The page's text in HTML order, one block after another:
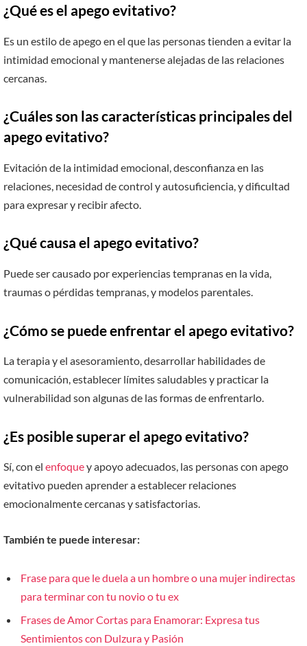
¿Qué es el apego evitativo?
Es un estilo de apego en el que las personas tienden a evitar la
intimidad emocional y mantenerse alejadas de las relaciones
cercanas.
¿Cuáles son las características principales del
apego evitativo?
Evitación de la intimidad emocional, desconfianza en las
relaciones, necesidad de control y autosuficiencia, y dificultad
para expresar y recibir afecto.
¿Qué causa el apego evitativo?
Puede ser causado por experiencias tempranas en la vida,
traumas o pérdidas tempranas, y modelos parentales.
¿Cómo se puede enfrentar el apego evitativo?
La terapia y el asesoramiento, desarrollar habilidades de
comunicación, establecer límites saludables y practicar la
vulnerabilidad son algunas de las formas de enfrentarlo.
¿Es posible superar el apego evitativo?
Sí, con el enfoquey apoyo adecuados, las personas con apego
evitativo pueden aprender a establecer relaciones
emocionalmente cercanas y satisfactorias.
También te puede interesar:
Frase para que le duela a un hombre o una mujer indirectas
para terminar con tu novio o tu ex
Frases de Amor Cortas para Enamorar: Expresa tus
Sentimientos con Dulzura y Pasión